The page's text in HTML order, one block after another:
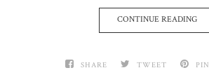
CONTINUE READING
SHARE TWEET PIN